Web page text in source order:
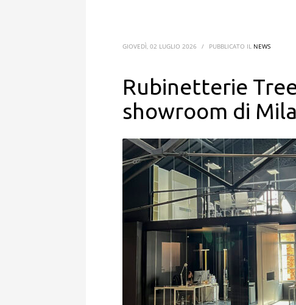
GIOVEDÌ, 02 LUGLIO 2026 / PUBBLICATO IL NEWS
Rubinetterie
showroom di